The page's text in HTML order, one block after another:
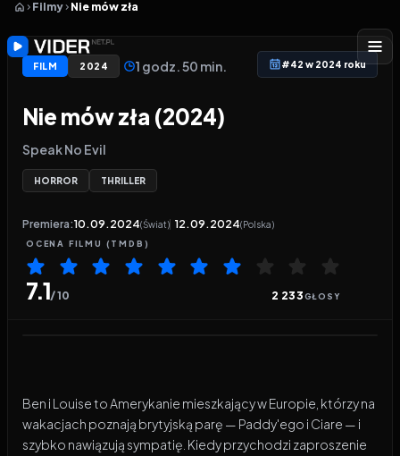
Filmy Nie mów zła
FILM 2024 1 godz. 50 min. #42 w 2024 roku
Nie mów zła (2024)
Speak No Evil
HORROR THRILLER
Premiera:10.09.2024(Świat) 12.09.2024(Polska)
OCENA FILMU (TMDB)
7.1/ 10 2 233GŁOSY
Ben i Louise to Amerykanie mieszkający w Europie, którzy na
wakacjach poznają brytyjską parę — Paddy'ego i Ciare — i
szybko nawiązują sympatię. Kiedy przychodzi zaproszenie